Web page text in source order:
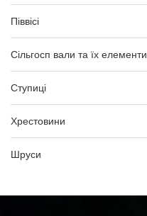
Піввісі
Сільгосп вали та їх елементи
Ступиці
Хрестовини
Шруси